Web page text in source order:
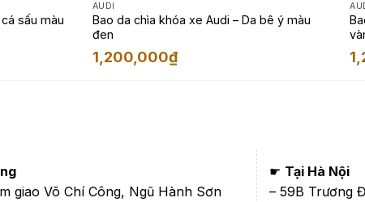
sấu màu
AUDI
Bao da chìa khóa xe Audi – Da bê ý màu
đen
1,200,000₫
giao Võ Chí Công, Ngũ Hành Sơn
☛ Tại Hà Nội
– 59B Trương